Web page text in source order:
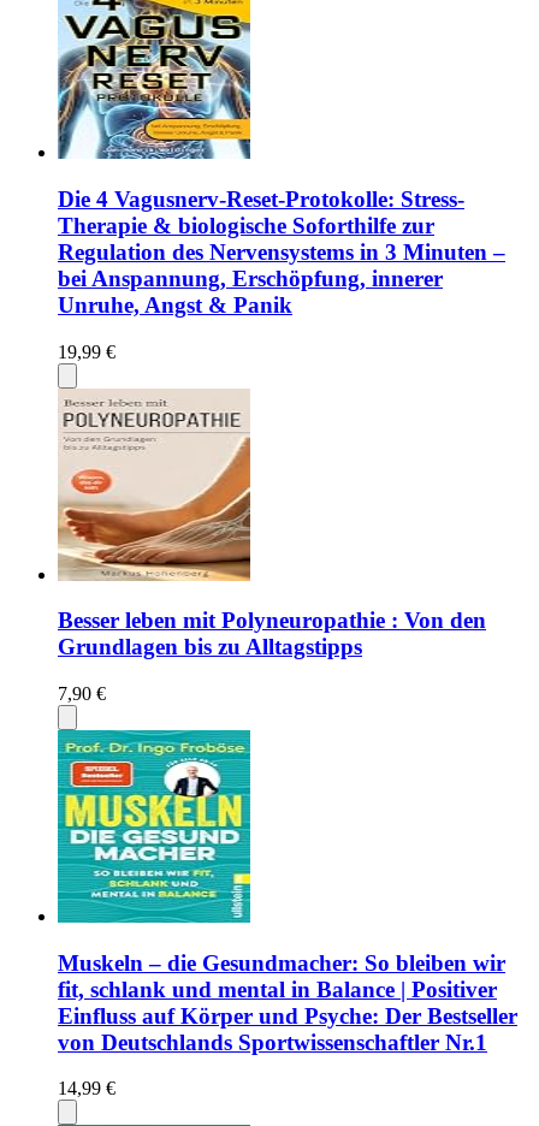
Die 4 Vagusnerv-Reset-Protokolle: Stress-
Therapie & biologische Soforthilfe zur
Regulation des Nervensystems in 3 Minuten –
bei Anspannung, Erschöpfung, innerer
Unruhe, Angst & Panik
19,99 €
Besser leben mit Polyneuropathie : Von den
Grundlagen bis zu Alltagstipps
7,90 €
Muskeln – die Gesundmacher: So bleiben wir
fit, schlank und mental in Balance | Positiver
Einfluss auf Körper und Psyche: Der Bestseller
von Deutschlands Sportwissenschaftler Nr.1
14,99 €